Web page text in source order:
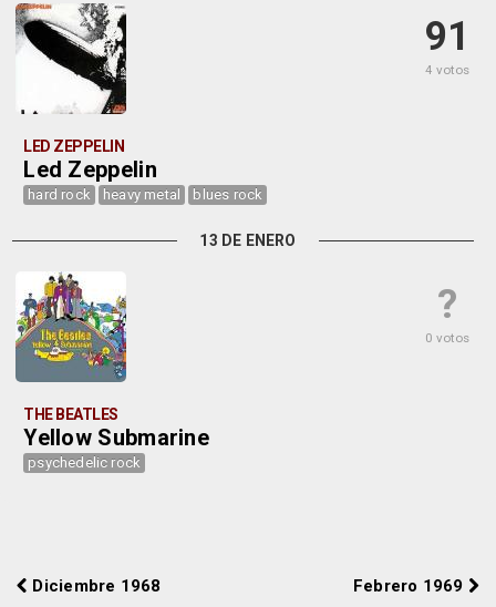
91
4 votos
LED ZEPPELIN
Led Zeppelin
hard rock heavy metal blues rock
13 DE ENERO
?
0 votos
THE BEATLES
Yellow Submarine
psychedelic rock
Diciembre 1968 Febrero 1969